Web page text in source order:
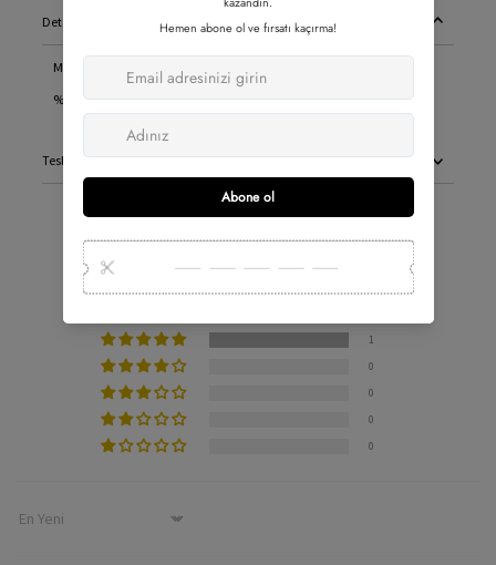
Detaylar
Mat, 40 Den soket çorap.
%85 NAYLON %15 ELASTAN
Teslimat & İade
Müşteri Değerlendirmeleri
1 değerlendirmeye dayanmaktadır
1
0
0
0
0
Sort by